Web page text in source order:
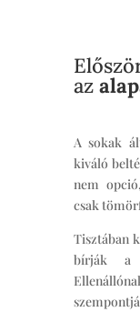
az
A sokak
kiváló
nem
csak
Tisztában
bírják a